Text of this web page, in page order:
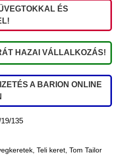
ÉS
HAZAI VÁLLALKOZÁS!
A BARION ONLINE
135
Teli keret Tom Tailor